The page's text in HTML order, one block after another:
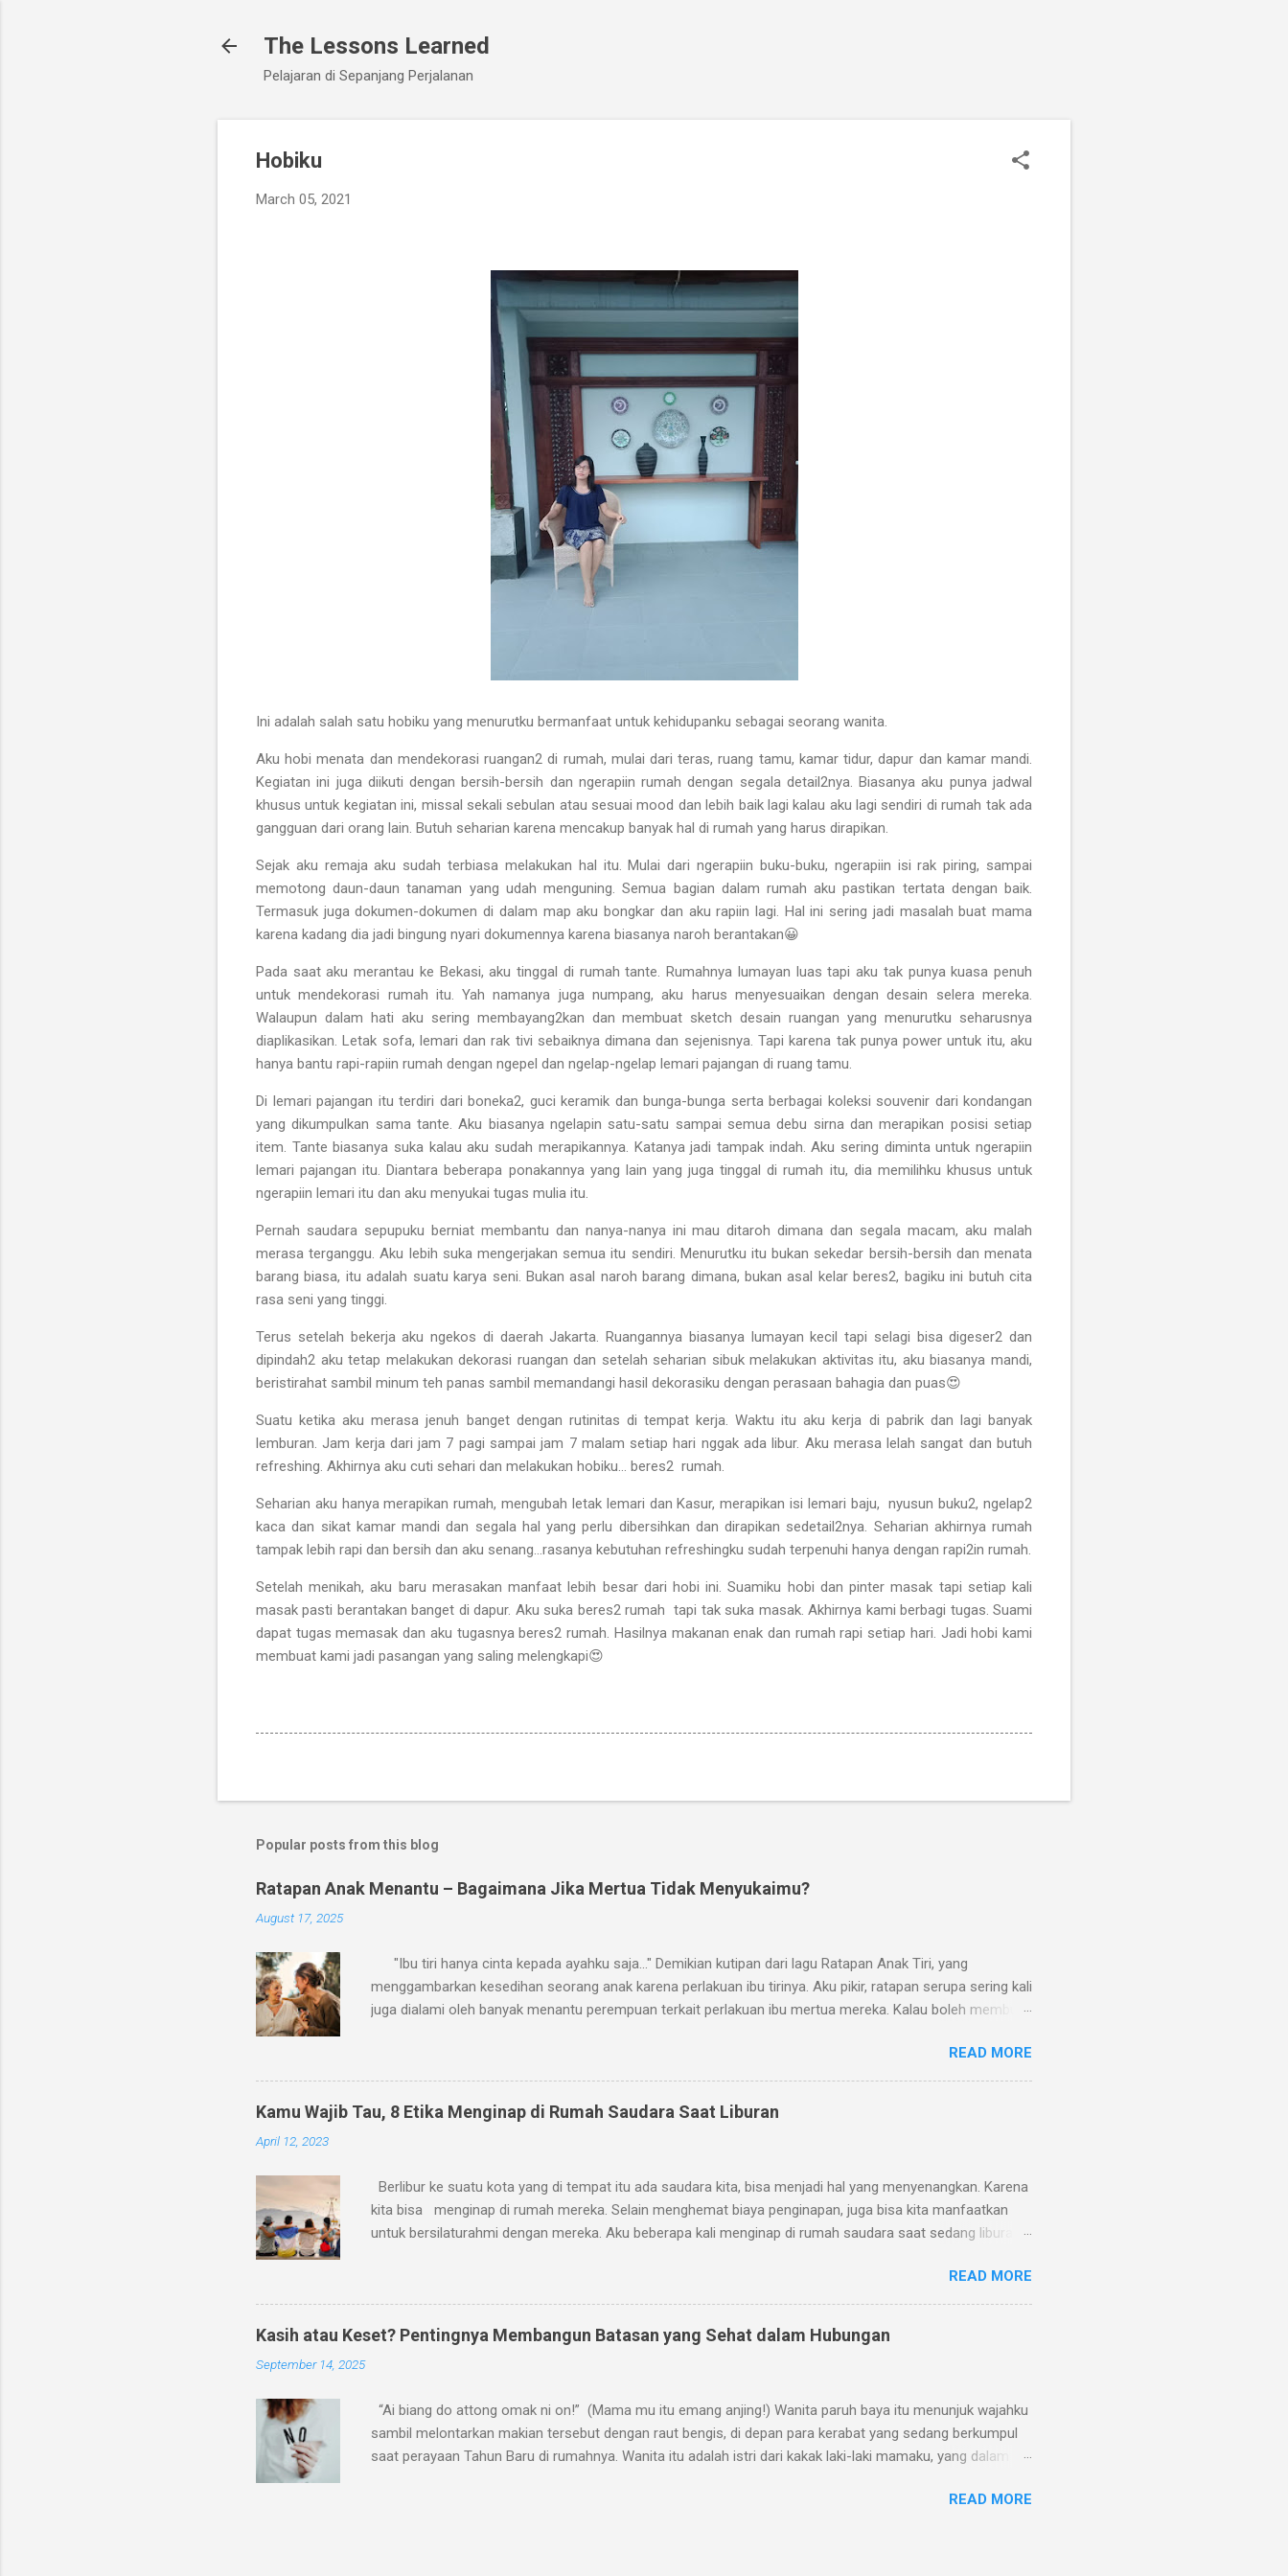
The Lessons Learned
Pelajaran di Sepanjang Perjalanan
Hobiku
March 05, 2021
Ini adalah salah satu hobiku yang menurutku bermanfaat untuk kehidupanku sebagai seorang wanita.
Aku hobi menata dan mendekorasi ruangan2 di rumah, mulai dari teras, ruang tamu, kamar tidur, dapur dan kamar mandi.
Kegiatan ini juga diikuti dengan bersih-bersih dan ngerapiin rumah dengan segala detail2nya. Biasanya aku punya jadwal
khusus untuk kegiatan ini, missal sekali sebulan atau sesuai mood dan lebih baik lagi kalau aku lagi sendiri di rumah tak ada
gangguan dari orang lain. Butuh seharian karena mencakup banyak hal di rumah yang harus dirapikan.
Sejak aku remaja aku sudah terbiasa melakukan hal itu. Mulai dari ngerapiin buku-buku, ngerapiin isi rak piring, sampai
memotong daun-daun tanaman yang udah menguning. Semua bagian dalam rumah aku pastikan tertata dengan baik.
Termasuk juga dokumen-dokumen di dalam map aku bongkar dan aku rapiin lagi. Hal ini sering jadi masalah buat mama
karena kadang dia jadi bingung nyari dokumennya karena biasanya naroh berantakan😀
Pada saat aku merantau ke Bekasi, aku tinggal di rumah tante. Rumahnya lumayan luas tapi aku tak punya kuasa penuh
untuk mendekorasi rumah itu. Yah namanya juga numpang, aku harus menyesuaikan dengan desain selera mereka.
Walaupun dalam hati aku sering membayang2kan dan membuat sketch desain ruangan yang menurutku seharusnya
diaplikasikan. Letak sofa, lemari dan rak tivi sebaiknya dimana dan sejenisnya. Tapi karena tak punya power untuk itu, aku
hanya bantu rapi-rapiin rumah dengan ngepel dan ngelap-ngelap lemari pajangan di ruang tamu.
Di lemari pajangan itu terdiri dari boneka2, guci keramik dan bunga-bunga serta berbagai koleksi souvenir dari kondangan
yang dikumpulkan sama tante. Aku biasanya ngelapin satu-satu sampai semua debu sirna dan merapikan posisi setiap
item. Tante biasanya suka kalau aku sudah merapikannya. Katanya jadi tampak indah. Aku sering diminta untuk ngerapiin
lemari pajangan itu. Diantara beberapa ponakannya yang lain yang juga tinggal di rumah itu, dia memilihku khusus untuk
ngerapiin lemari itu dan aku menyukai tugas mulia itu.
Pernah saudara sepupuku berniat membantu dan nanya-nanya ini mau ditaroh dimana dan segala macam, aku malah
merasa terganggu. Aku lebih suka mengerjakan semua itu sendiri. Menurutku itu bukan sekedar bersih-bersih dan menata
barang biasa, itu adalah suatu karya seni. Bukan asal naroh barang dimana, bukan asal kelar beres2, bagiku ini butuh cita
rasa seni yang tinggi.
Terus setelah bekerja aku ngekos di daerah Jakarta. Ruangannya biasanya lumayan kecil tapi selagi bisa digeser2 dan
dipindah2 aku tetap melakukan dekorasi ruangan dan setelah seharian sibuk melakukan aktivitas itu, aku biasanya mandi,
beristirahat sambil minum teh panas sambil memandangi hasil dekorasiku dengan perasaan bahagia dan puas😍
Suatu ketika aku merasa jenuh banget dengan rutinitas di tempat kerja. Waktu itu aku kerja di pabrik dan lagi banyak
lemburan. Jam kerja dari jam 7 pagi sampai jam 7 malam setiap hari nggak ada libur. Aku merasa lelah sangat dan butuh
refreshing. Akhirnya aku cuti sehari dan melakukan hobiku… beres2 rumah.
Seharian aku hanya merapikan rumah, mengubah letak lemari dan Kasur, merapikan isi lemari baju, nyusun buku2, ngelap2
kaca dan sikat kamar mandi dan segala hal yang perlu dibersihkan dan dirapikan sedetail2nya. Seharian akhirnya rumah
tampak lebih rapi dan bersih dan aku senang…rasanya kebutuhan refreshingku sudah terpenuhi hanya dengan rapi2in rumah.
Setelah menikah, aku baru merasakan manfaat lebih besar dari hobi ini. Suamiku hobi dan pinter masak tapi setiap kali
masak pasti berantakan banget di dapur. Aku suka beres2 rumah tapi tak suka masak. Akhirnya kami berbagi tugas. Suami
dapat tugas memasak dan aku tugasnya beres2 rumah. Hasilnya makanan enak dan rumah rapi setiap hari. Jadi hobi kami
membuat kami jadi pasangan yang saling melengkapi😍
Popular posts from this blog
Ratapan Anak Menantu – Bagaimana Jika Mertua Tidak Menyukaimu?
August 17, 2025
"Ibu tiri hanya cinta kepada ayahku saja..." Demikian kutipan dari lagu Ratapan Anak Tiri, yang
menggambarkan kesedihan seorang anak karena perlakuan ibu tirinya. Aku pikir, ratapan serupa sering kali
juga dialami oleh banyak menantu perempuan terkait perlakuan ibu mertua mereka. Kalau boleh membuat
anaknya saja..." Ya, banyak menantu perempuan yang merasa tidak disukai oleh ibu mertua. Tidak sedikit
pula ibu mertua yang secara sadar atau tanpa sadar memperlakukan menantunya secara tidak adil, yang
berujung pada luka hati. Hubungan antara mertua dan menantu sering kali menjadi topik yang sensitif.
Banyak yang berharap hubungan ini bisa harmonis seperti orang tua dan anak kandung, tapi realitanya tak
READ MORE
Kamu Wajib Tau, 8 Etika Menginap di Rumah Saudara Saat Liburan
April 12, 2023
Berlibur ke suatu kota yang di tempat itu ada saudara kita, bisa menjadi hal yang menyenangkan. Karena
kita bisa menginap di rumah mereka. Selain menghemat biaya penginapan, juga bisa kita manfaatkan
untuk bersilaturahmi dengan mereka. Aku beberapa kali menginap di rumah saudara saat sedang liburan
juga menimbulkan masalah. Dari beberapa kejadian yang kurang enak yang pernah aku alami, aku belajar
untuk jadi numpangers yang lebih bijaksana. Namanya menginap di rumah orang, tidak sama seperti di
rumah sendiri. Walaupun tinggal di kediaman saudara dekat, tetap ada etikanya. Beberapa hal yang
menurutku perlu diperhatikan bila kita ingin menginap di rumah saudara saat lagi liburan adalah berikut ini:
READ MORE
Kasih atau Keset? Pentingnya Membangun Batasan yang Sehat dalam Hubungan
September 14, 2025
“Ai biang do attong omak ni on!” (Mama mu itu emang anjing!) Wanita paruh baya itu menunjuk wajahku
sambil melontarkan makian tersebut dengan raut bengis, di depan para kerabat yang sedang berkumpul
saat perayaan Tahun Baru di rumahnya. Wanita itu adalah istri dari kakak laki-laki mamaku, yang dalam
diam sambil mengangguk-angguk. Mungkin mereka juga setuju. Aku hanya bisa diam mendengarREAD MORE